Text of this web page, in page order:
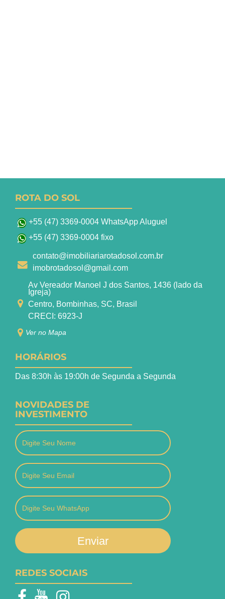
ROTA DO SOL
+55 (47) 3369-0004 WhatsApp Aluguel
+55 (47) 3369-0004 fixo
contato@imobiliariarotadosol.com.br
imobrotadosol@gmail.com
Av Vereador Manoel J dos Santos, 1436 (lado da
Igreja)
Centro, Bombinhas, SC, Brasil
CRECI: 6923-J
Ver no Mapa
HORÁRIOS
Das 8:30h às 19:00h de Segunda a Segunda
NOVIDADES DE
INVESTIMENTO
Enviar
REDES SOCIAIS